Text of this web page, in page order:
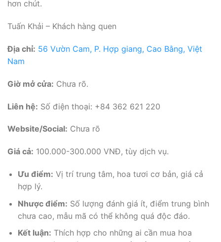
hơn chút.
Tuấn Khải – Khách hàng quen
Địa chỉ: 56 Vườn Cam, P. Hợp giang, Cao Bằng, Việt
Nam
Giờ mở cửa: Chưa rõ.
Liên hệ: Số điện thoại: +84 362 621 220
Website/Social: Chưa rõ
Giá cả: 100.000-300.000 VNĐ, tùy dịch vụ.
Ưu điểm: Vị trí trung tâm, hoa tươi cơ bản, giá cả
hợp lý.
Nhược điểm: Số lượng đánh giá ít, điểm trung bình
chưa cao, mẫu mã có thể không quá độc đáo.
Kết luận: Thích hợp cho những ai cần mua hoa